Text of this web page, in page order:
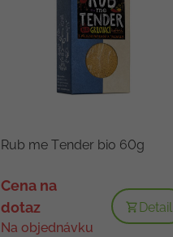
Rub me Tender bio 60g
Cena na
dotaz
Na objednávku
Detail